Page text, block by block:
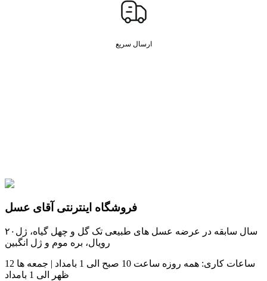
ارسال سریع
فروشگاه اینترنتی آقای عسل
۲۰سال سابقه در عرضه عسل های طبیعی تک گل و چهل گیاه، ژل
رویال، بره موم و ژل انگبین
ساعات کاری:
همه روزه ساعت 10 صبح الی 1 بامداد | جمعه ها 12
ظهر الی 1 بامداد